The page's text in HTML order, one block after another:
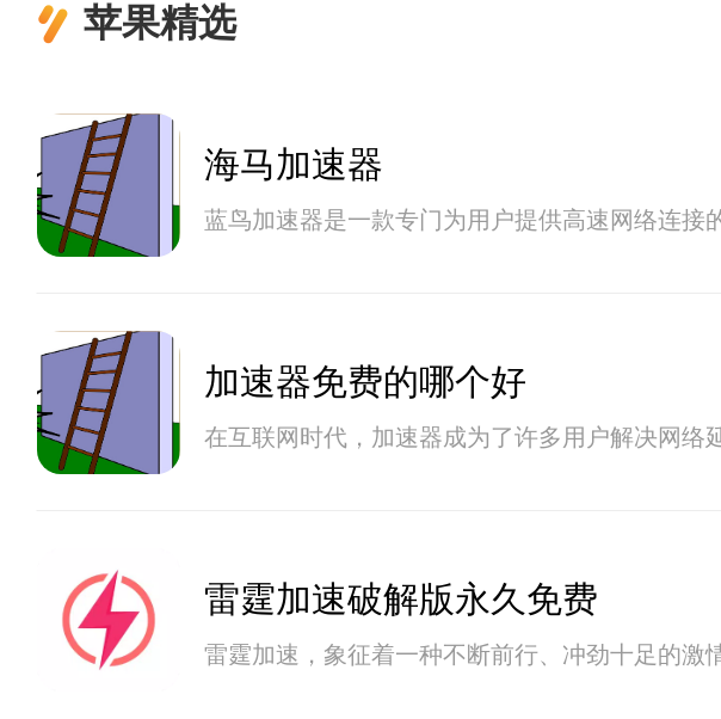
苹果精选
海马加速器
蓝鸟加速器是一款专门为用户提供高速网络连接
加速器免费的哪个好
在互联网时代，加速器成为了许多用户解决网
雷霆加速破解版永久免费
雷霆加速，象征着一种不断前行、冲劲十足的